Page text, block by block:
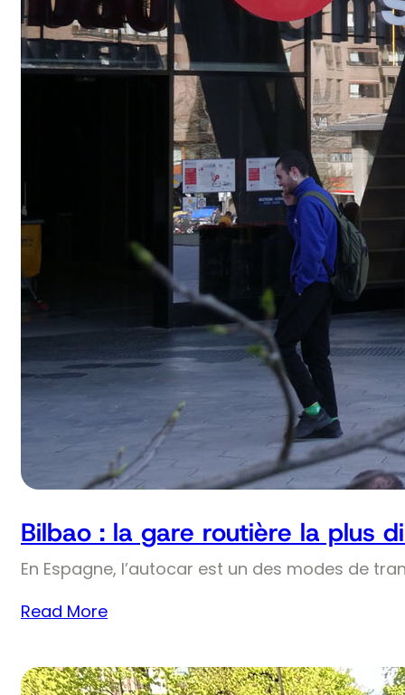
Bilbao : la gare routière la plus
En Espagne, l’autocar est un des modes de
Read More